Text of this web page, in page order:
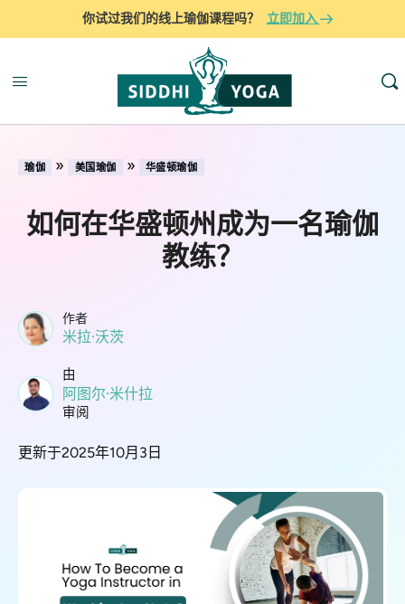
你试过我们的线上瑜伽课程吗？ 立即加入
瑜伽 » 美国瑜伽 » 华盛顿瑜伽
如何在华盛顿州成为一名瑜伽
教练？
作者
米拉·沃茨
由
阿图尔·米什拉
审阅
更新于2025年10月3日